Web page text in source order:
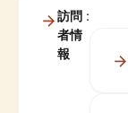
訪問
者情
報
: